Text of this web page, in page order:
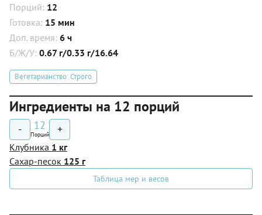
Порций: 12
Готовка: 15 мин
Доп. время: 6 ч
Б/Ж/У: 0.67 г/0.33 г/16.64
Вегетарианство: Строго
Ингредиенты на 12 порций
- 12
Порций +
Клубника 1 кг
Сахар-песок 125 г
Таблица мер и весов